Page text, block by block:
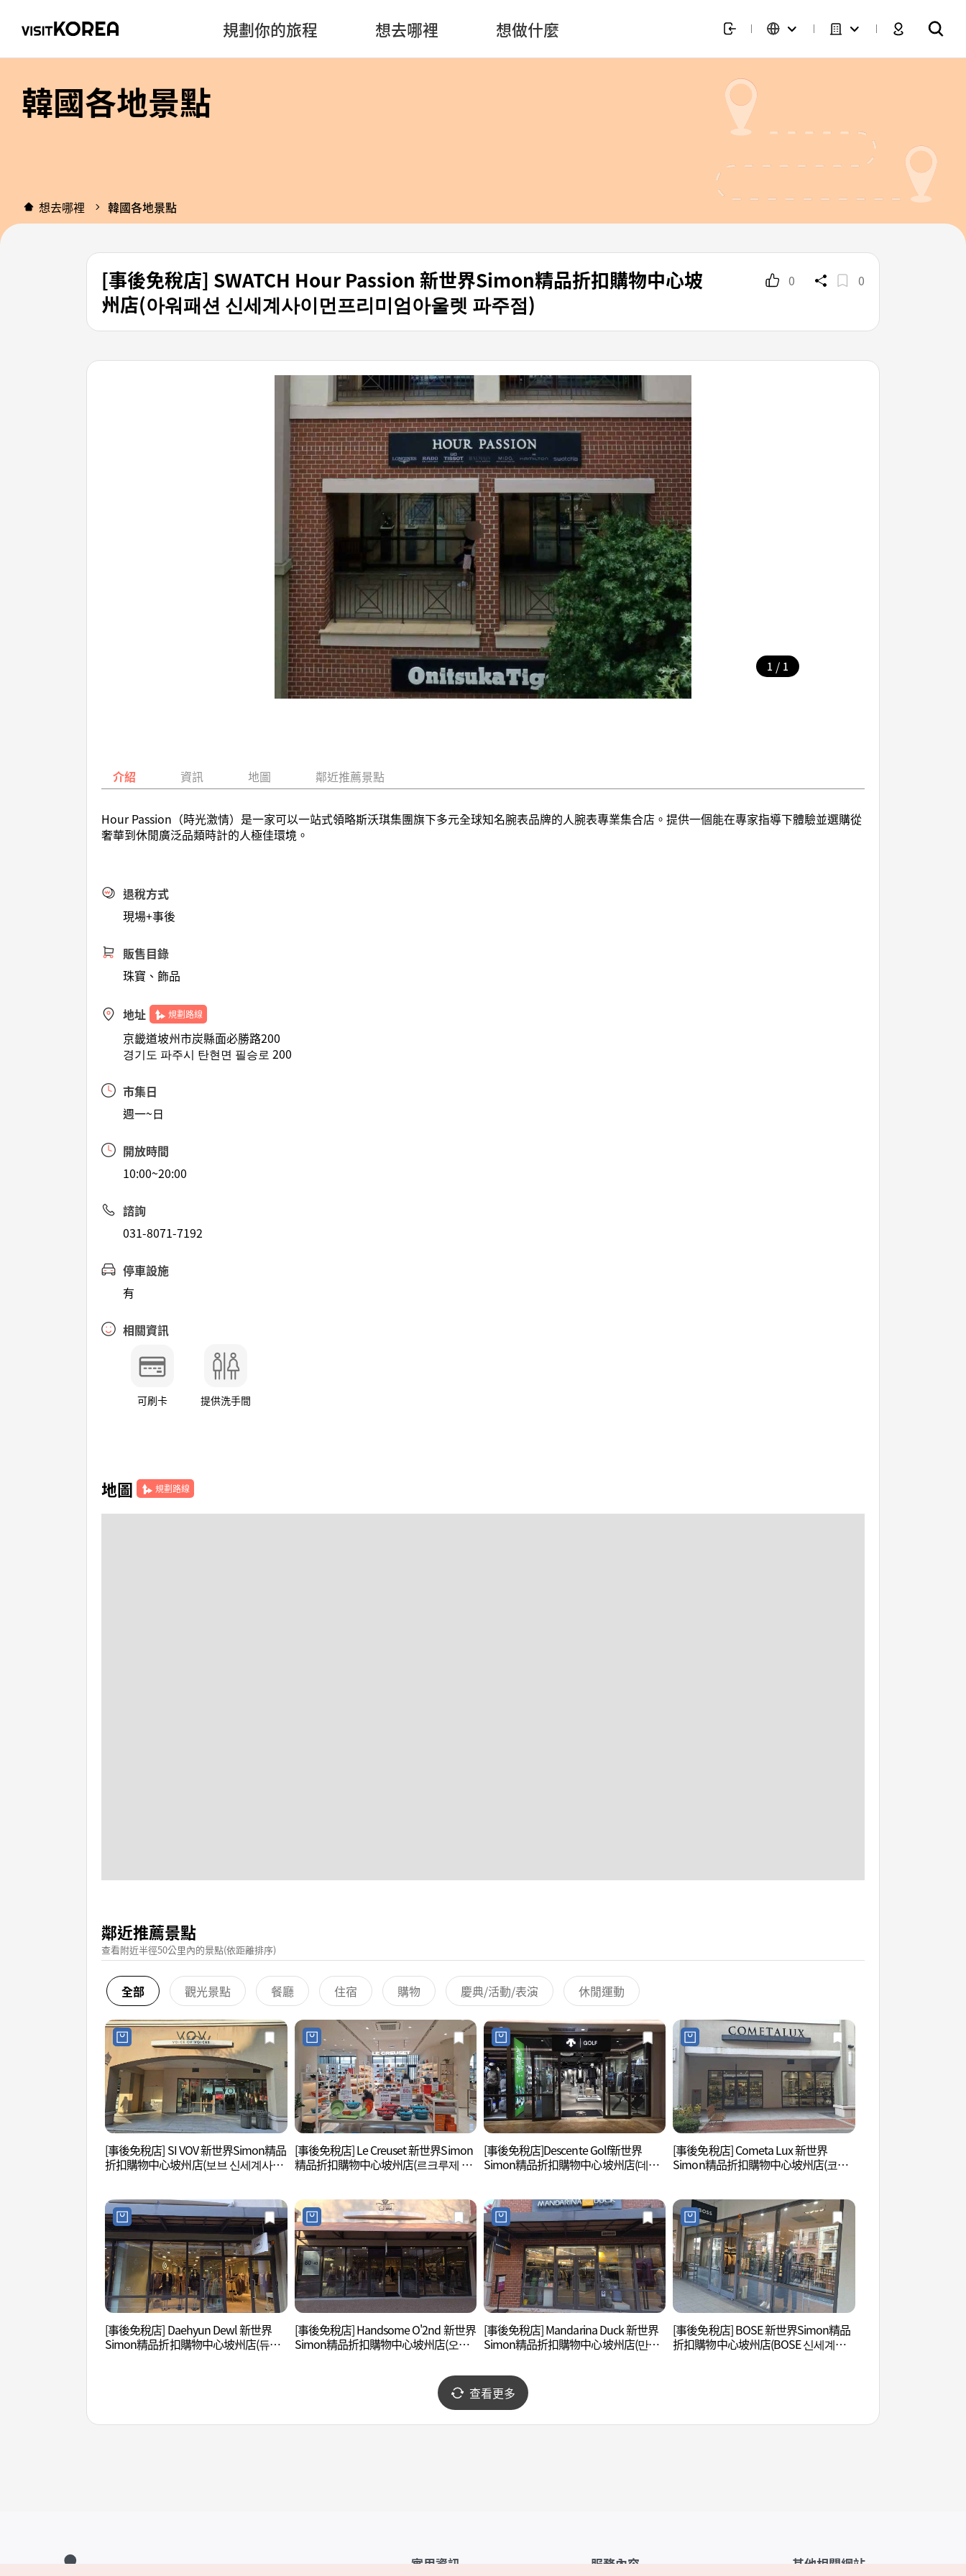
規劃你的旅程 想去哪裡 想做什麼
韓國各地景點
想去哪裡 韓國各地景點
[事後免稅店] SWATCH Hour Passion 新世界Simon精品折扣購物中心坡
州店(아워패션 신세계사이먼프리미엄아울렛 파주점)
0 0
1 / 1
介紹 資訊 地圖 鄰近推薦景點
Hour Passion（時光激情）是一家可以一站式領略斯沃琪集團旗下多元全球知名腕表品牌的人腕表專業集合店。提供一個能在專家指導下體驗並選購從
奢華到休閒廣泛品類時計的人極佳環境。
退稅方式
現場+事後
販售目錄
珠寶、飾品
地址 規劃路線
京畿道坡州市炭縣面必勝路200
경기도 파주시 탄현면 필승로 200
市集日
週一~日
開放時間
10:00~20:00
諮詢
031-8071-7192
停車設施
有
相關資訊
可刷卡 提供洗手間
地圖 規劃路線
鄰近推薦景點
查看附近半徑50公里內的景點(依距離排序)
全部 觀光景點 餐廳 住宿 購物 慶典/活動/表演 休閒運動
[事後免稅店] SI VOV 新世界Simon精品
折扣購物中心坡州店(보브 신세계사이
[事後免稅店] Le Creuset 新世界Simon
精品折扣購物中心坡州店(르크루제 신
[事後免稅店]Descente Golf新世界
Simon精品折扣購物中心坡州店(데상
[事後免稅店] Cometa Lux 新世界
Simon精品折扣購物中心坡州店(코메
[事後免稅店] Daehyun Dewl 新世界
Simon精品折扣購物中心坡州店(듀엘
[事後免稅店] Handsome O'2nd 新世界
Simon精品折扣購物中心坡州店(오즈
[事後免稅店] Mandarina Duck 新世界
Simon精品折扣購物中心坡州店(만다
파주점)
[事後免稅店] BOSE 新世界Simon精品
折扣購物中心坡州店(BOSE 신세계사
查看更多
實用資訊 服務內容 其他相關網站